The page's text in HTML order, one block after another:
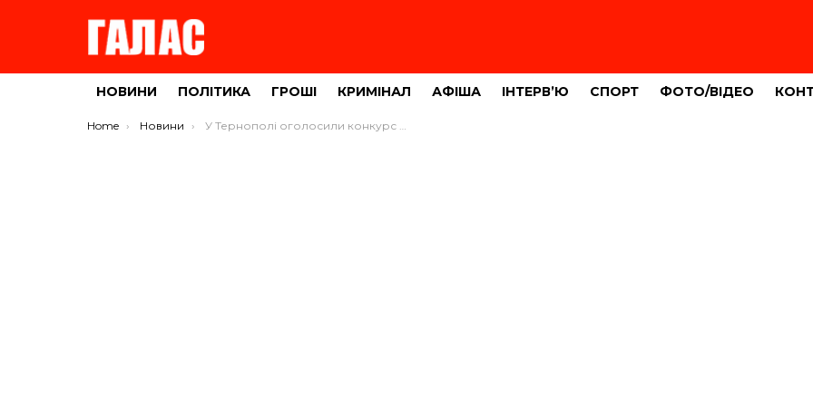
НОВИНИ ПОЛІТИКА ГРОШІ КРИМІНАЛ АФІША ІНТЕРВ’Ю СПОРТ ФОТО/ВІДЕО
You are here:
Home Новини У Тернополі оголосили конкурс з визначення перевізників на автобусних маршрутах